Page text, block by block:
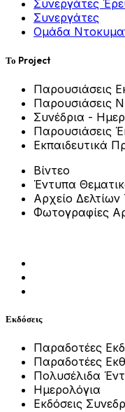
Συνεργάτες
Συνεργάτες
Ομάδα
Το Project
Παρουσιάσεις
Παρουσιάσεις
Συνέδρια -
Παρουσιάσεις
Εκπαιδευτικά
Βίντεο
Έντυπα
Αρχείο
Φωτογραφίες
Εκδόσεις
Παραδοτέες
Παραδοτέες
Πολυσέλιδα
Ημερολόγια
Εκδόσεις